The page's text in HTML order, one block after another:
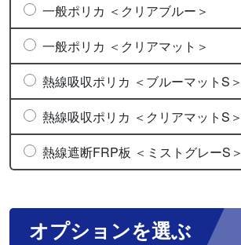
一般ポリカ ＜クリアブルー＞
一般ポリカ ＜クリアマット＞
熱線吸収ポリカ ＜ブルーマットS＞
熱線吸収ポリカ ＜クリアマットS＞
熱線遮断FRP板 ＜ミストグレーS＞
オプションを選ぶ